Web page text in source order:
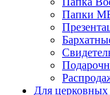
Папки
Для